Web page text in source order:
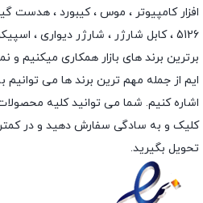
افزار کامپیوتر ، موس ،کیبورد ، هدست
5126 ،
کابل شارژر ، شارژر دیواری ،
برترین برند های بازار همکاری میکنیم و
ایم از جمله مهم ترین برند ها می توانیم
اشاره کنیم. شما می توانید کلیه
کلیک و به سادگی سفارش دهید و در
تحویل بگیرید.